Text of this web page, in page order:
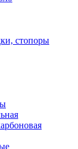
стопоры